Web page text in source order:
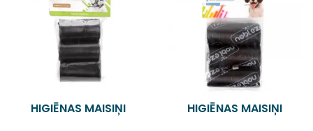
HIGIĒNAS MAISIŅI HIGIĒNAS MAISIŅI